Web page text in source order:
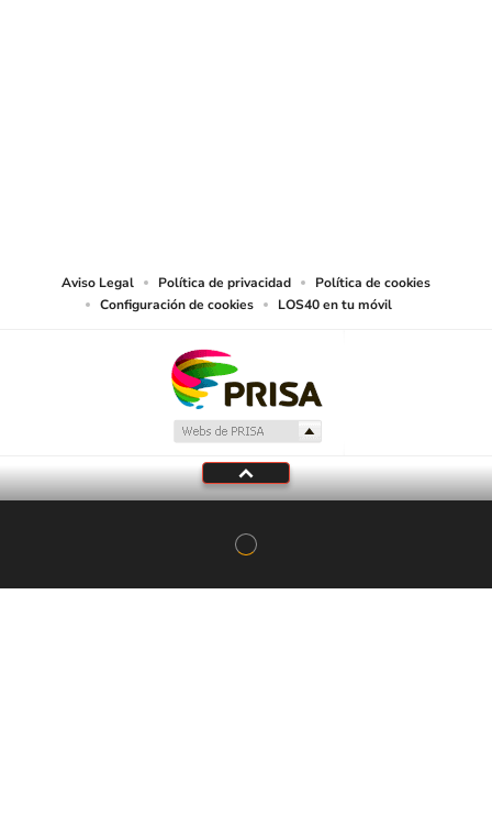
Aviso Legal Política de privacidad
Política de cookies
Configuración de cookies
LOS40 en tu móvil